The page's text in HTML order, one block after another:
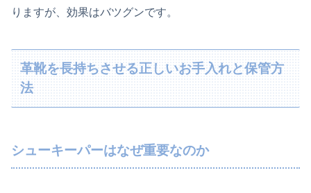
りますが、効果はバツグンです。
革靴を長持ちさせる正しいお手入れと保管方
法
シューキーパーはなぜ重要なのか